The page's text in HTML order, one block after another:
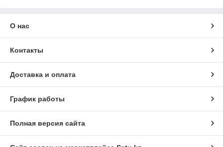
О нас
Контакты
Доставка и оплата
График работы
Полная версия сайта